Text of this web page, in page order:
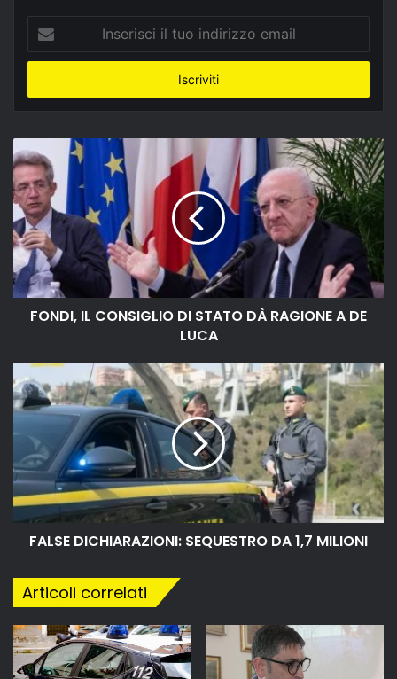
tuo
email
FONDI, IL CONSIGLIO DI STATO DÀ RAGIONE A DE
LUCA
FALSE DICHIARAZIONI: SEQUESTRO DA 1,7 MILIONI
Articoli correlati